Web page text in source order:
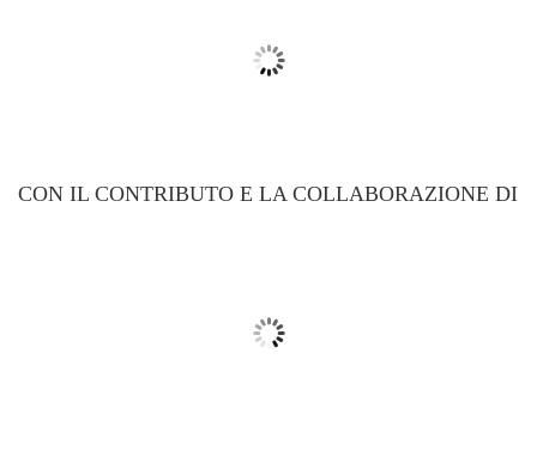
CON IL CONTRIBUTO E LA COLLABORAZIONE DI